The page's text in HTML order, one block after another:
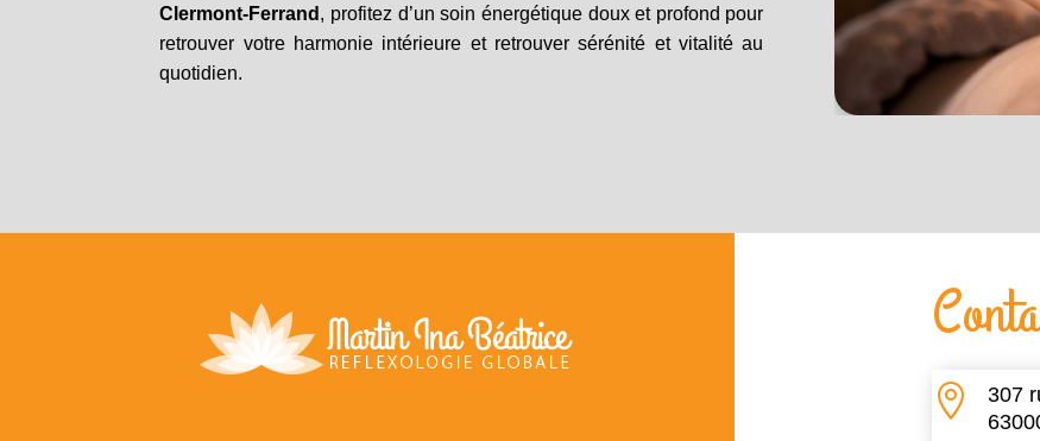
Clermont-Ferrand , profitez d’un soin énergétique doux et profond pour
retrouver votre harmonie intérieure et retrouver sérénité et vitalité au
quotidien.
 307